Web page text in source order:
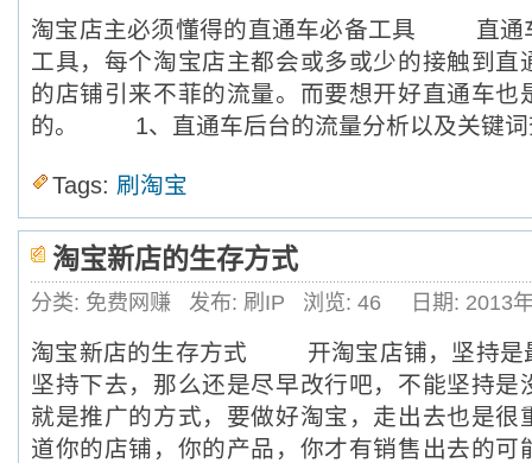
淘宝店主必须懂得的直通车必备工具 直通
工具，每个淘宝店主都会或多或少的接触到直
的店铺引来不菲的流量。而要想开好直通车也
的。 1、直通车后台的流量分析以及关键词
Tags: 刷淘宝
淘宝新店的生存方式
分类: 免费网赚 发布: 刷IP 浏览: 46 日期: 2013
淘宝新店的生存方式 开淘宝店铺，坚持是
坚持下去，那么还是尽早改行吧，不能坚持是
就是推广的方式，要做好淘宝，走出去也是很
道你的店铺，你的产品，你才有销售出去的可